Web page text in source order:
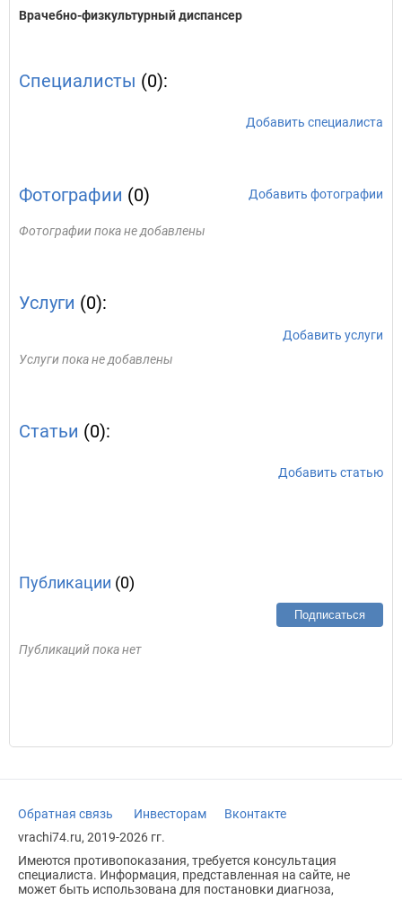
Врачебно-физкультурный диспансер
Специалисты (0):
Добавить специалиста
Фотографии (0) Добавить фотографии
Фотографии пока не добавлены
Услуги (0):
Добавить услуги
Услуги пока не добавлены
Статьи (0):
Добавить статью
Публикации (0)
Подписаться
Публикаций пока нет
Обратная связь Инвесторам
Вконтакте
vrachi74.ru, 2019-2026 гг.
Имеются противопоказания, требуется консультация
специалиста. Информация, представленная на сайте, не
может быть использована для постановки диагноза,